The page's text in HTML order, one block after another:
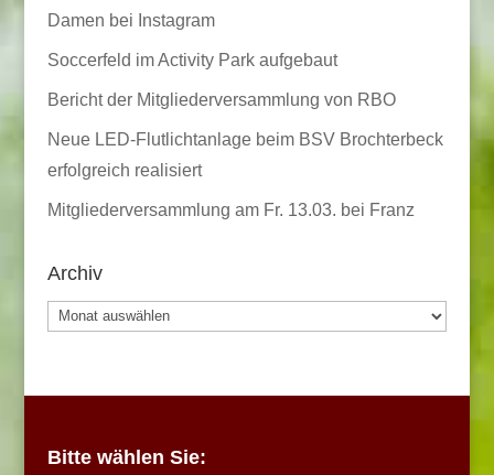
Damen bei Instagram
Soccerfeld im Activity Park aufgebaut
Bericht der Mitgliederversammlung von RBO
Neue LED-Flutlichtanlage beim BSV Brochterbeck
erfolgreich realisiert
Mitgliederversammlung am Fr. 13.03. bei Franz
Archiv
Archiv
Bitte wählen Sie: